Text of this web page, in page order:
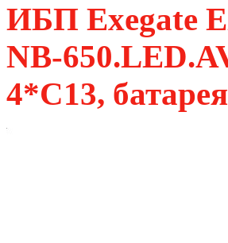
ИБП Exegate
NB-
4*C13,